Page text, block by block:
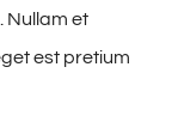
Nullam et
est pretium